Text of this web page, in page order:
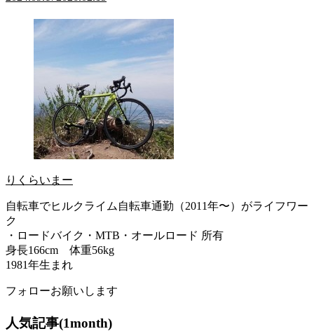
りくらいまー
自転車でヒルクライム自転車通勤（2011年〜）がライフワー
ク
・ロードバイク・MTB・オールロード 所有
身長166cm 体重56kg
1981年生まれ
フォローお願いします
人気記事(1month)